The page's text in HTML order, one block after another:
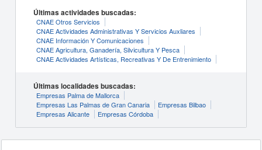
Últimas actividades buscadas:
CNAE Otros Servicios
CNAE Actividades Administrativas Y Servicios Auxliares
CNAE Información Y Comunicaciones
CNAE Agricultura, Ganadería, Silvicultura Y Pesca
CNAE Actividades Artísticas, Recreativas Y De Entrenimiento
Últimas localidades buscadas:
Empresas Palma de Mallorca
Empresas Las Palmas de Gran Canaria
Empresas Bilbao
Empresas Alicante
Empresas Córdoba